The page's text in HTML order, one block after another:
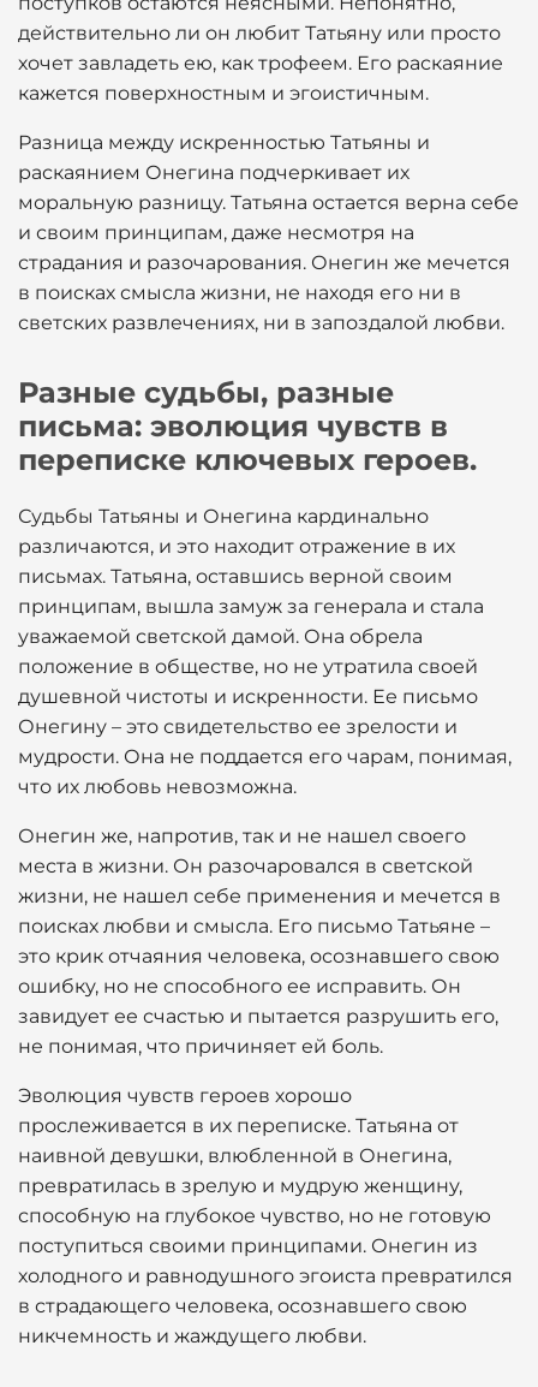
действительно ли он любит Татьяну или просто
хочет завладеть ею, как трофеем. Его раскаяние
кажется поверхностным и эгоистичным.
Разница между искренностью Татьяны и
раскаянием Онегина подчеркивает их
моральную разницу. Татьяна остается верна себе
и своим принципам, даже несмотря на
страдания и разочарования. Онегин же мечется
в поисках смысла жизни, не находя его ни в
светских развлечениях, ни в запоздалой любви.
Разные судьбы, разные
письма: эволюция чувств в
переписке ключевых героев.
Судьбы Татьяны и Онегина кардинально
различаются, и это находит отражение в их
письмах. Татьяна, оставшись верной своим
принципам, вышла замуж за генерала и стала
уважаемой светской дамой. Она обрела
положение в обществе, но не утратила своей
душевной чистоты и искренности. Ее письмо
Онегину – это свидетельство ее зрелости и
мудрости. Она не поддается его чарам, понимая,
что их любовь невозможна.
Онегин же, напротив, так и не нашел своего
места в жизни. Он разочаровался в светской
жизни, не нашел себе применения и мечется в
поисках любви и смысла. Его письмо Татьяне –
это крик отчаяния человека, осознавшего свою
ошибку, но не способного ее исправить. Он
завидует ее счастью и пытается разрушить его,
не понимая, что причиняет ей боль.
Эволюция чувств героев хорошо
прослеживается в их переписке. Татьяна от
наивной девушки, влюбленной в Онегина,
превратилась в зрелую и мудрую женщину,
способную на глубокое чувство, но не готовую
поступиться своими принципами. Онегин из
холодного и равнодушного эгоиста превратился
в страдающего человека, осознавшего свою
никчемность и жаждущего любви.